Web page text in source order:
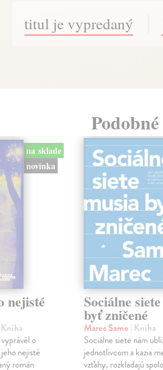
titul je vypredaný
na sklade
novinka
nejisté
o
nejisté
román
Sociálne
byť zničené
Marec Samo| Kniha
Sociálne siete nám
jednotlivcom a kazia
vzťahy, rozkladajú